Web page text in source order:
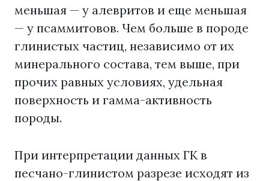
меньшая — у алевритов и еще меньшая
— у псаммитовов. Чем больше в породе
глинистых частиц, независимо от их
минерального состава, тем выше, при
прочих равных условиях, удельная
поверхность и гамма-активность
породы.
При интерпретации данных ГК в
песчано-глинистом разрезе исходят из